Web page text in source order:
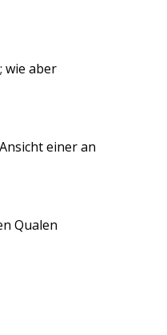
wie aber
einer an
Qualen